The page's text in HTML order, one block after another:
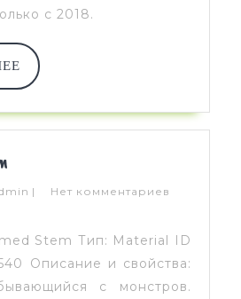
с 2018.
ЧИТАТЬ
ДАЛЕЕ
Stemadmin
| Нет комментариев
Stem Тип: Material ID
Описание и свойства:
с монстров.